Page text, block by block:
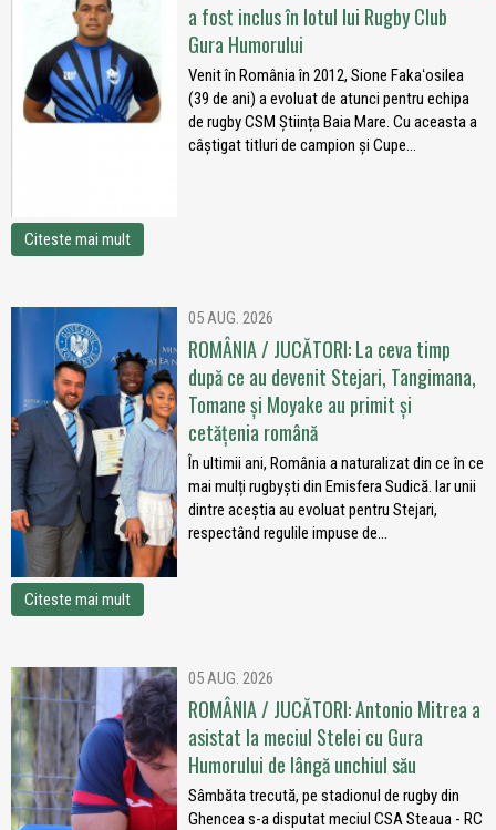
a fost inclus în lotul lui Rugby Club
Gura Humorului
Venit în România în 2012, Sione Fakaʻosilea
(39 de ani) a evoluat de atunci pentru echipa
de rugby CSM Știința Baia Mare. Cu aceasta a
câștigat titluri de campion și Cupe...
Citeste mai mult
05 AUG. 2026
ROMÂNIA / JUCĂTORI: La ceva timp
după ce au devenit Stejari, Tangimana,
Tomane și Moyake au primit și
cetățenia română
În ultimii ani, România a naturalizat din ce în ce
mai mulți rugbyști din Emisfera Sudică. Iar unii
dintre aceștia au evoluat pentru Stejari,
respectând regulile impuse de...
Citeste mai mult
05 AUG. 2026
ROMÂNIA / JUCĂTORI: Antonio Mitrea a
asistat la meciul Stelei cu Gura
Humorului de lângă unchiul său
Sâmbăta trecută, pe stadionul de rugby din
Ghencea s-a disputat meciul CSA Steaua - RC